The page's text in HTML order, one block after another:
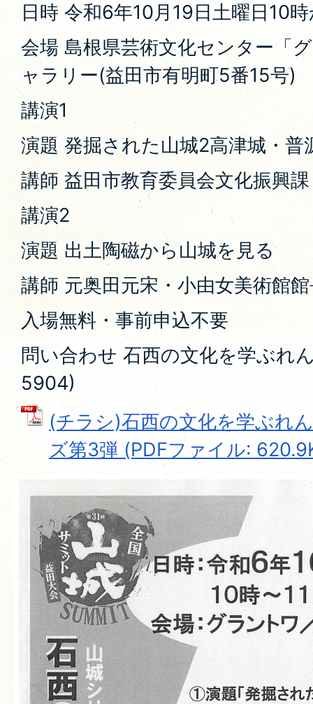
日時 令和6年10月19日土曜日10
会場 島根県芸術文化センター「
ャラリー(益田市有明町5番15号)
講演1
演題 発掘された山城2高津城・普
講師 益田市教育委員会文化振興
講演2
演題 出土陶磁から山城を見る
講師 元奥田元宋・小由女美術館
入場無料・事前申込不要
問い合わせ 石西の文化を学ぶれ
5904)
(チラシ)石西の文化を学ぶれ
ズ第3弾 (PDFファイル: